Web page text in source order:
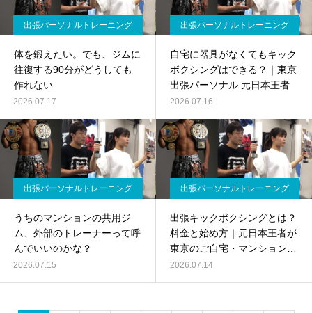
出張パーソナルトレーニング
体を鍛えたい。でも、ジムに
往復する90分がどうしても
作れない
2026.07.17
出張パーソナルトレーニング
自宅に器具がなくてもキック
ボクシングはできる？｜東京
出張パーソナル 元日本王者
2026.07.16
出張パーソナルトレーニング
うちのマンションの共用ジ
ム、外部のトレーナーって呼
んでいいのかな？
2026.07.15
出張パーソナルトレーニング
出張キックボクシングとは？
料金と始め方｜元日本王者が
東京のご自宅・マンションジ
ムに伺います
2026.07.14